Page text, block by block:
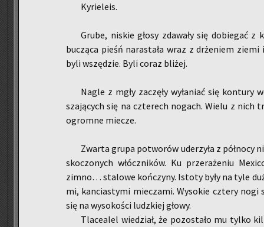
Ky­rie­le­is.
Grube, ni­skie głosy zda­wa­ły się do­bie­gać
bu­czą­ca pieśń na­ra­sta­ła wraz z drże­niem
byli wszę­dzie. Byli coraz bli­żej.
Nagle z mgły za­czę­ły wy­ła­niać się
sza­ją­cych się na czte­rech no­gach. Wielu z nich
ogrom­ne mie­cze.
Zwar­ta grupa po­two­rów ude­rzy­ła z pół­no­cy
sko­czo­nych włócz­ni­ków. Ku prze­ra­że­niu
zimno… sta­lo­we koń­czy­ny. Isto­ty były na tyle
mi, kan­cia­sty­mi mie­cza­mi. Wy­so­kie czte­ry nogi
się na wy­so­ko­ści ludz­kiej głowy.
Tla­ce­alel wie­dział, że po­zo­sta­ło mu tylko